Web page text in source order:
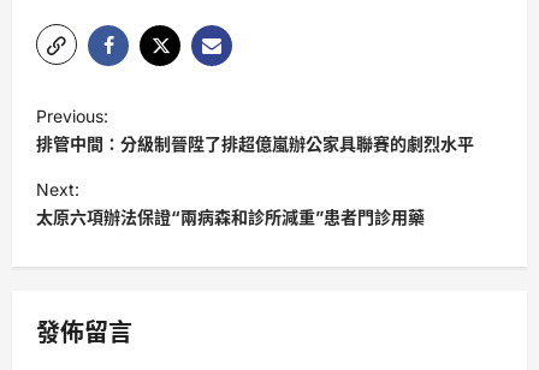
o
s
t
v
Previous:
排管中間：分級制晉陞了排超億嵐辦公家具聯賽的劇烈水平
Next:
太原六項辦法保證“兩病森和診所減重”患者門診用藥
發佈留言